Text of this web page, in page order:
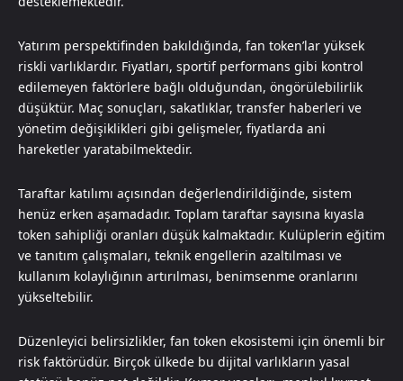
Yatırım perspektifinden bakıldığında, fan token’lar yüksek
riskli varlıklardır. Fiyatları, sportif performans gibi kontrol
edilemeyen faktörlere bağlı olduğundan, öngörülebilirlik
düşüktür. Maç sonuçları, sakatlıklar, transfer haberleri ve
yönetim değişiklikleri gibi gelişmeler, fiyatlarda ani
hareketler yaratabilmektedir.
Taraftar katılımı açısından değerlendirildiğinde, sistem
henüz erken aşamadadır. Toplam taraftar sayısına kıyasla
token sahipliği oranları düşük kalmaktadır. Kulüplerin eğitim
ve tanıtım çalışmaları, teknik engellerin azaltılması ve
kullanım kolaylığının artırılması, benimsenme oranlarını
yükseltebilir.
Düzenleyici belirsizlikler, fan token ekosistemi için önemli bir
risk faktörüdür. Birçok ülkede bu dijital varlıkların yasal